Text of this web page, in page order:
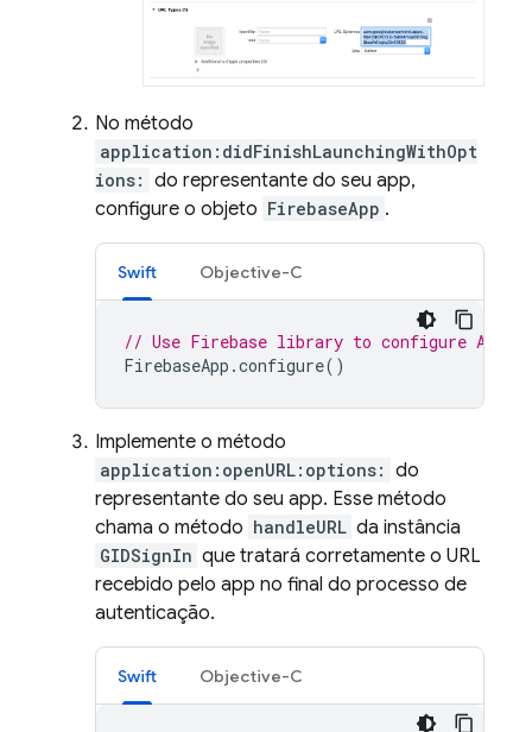
No método
application:didFinishLaunchingWithOpt
ions: do representante do seu app,
configure o objeto FirebaseApp .
Swift Objective-C
// Use Firebase library to configure APIs
FirebaseApp .configure()
Implemente o método
application:openURL:options: do
representante do seu app. Esse método
chama o método handleURL da instância
GIDSignIn que tratará corretamente o URL
recebido pelo app no final do processo de
autenticação.
Swift Objective-C